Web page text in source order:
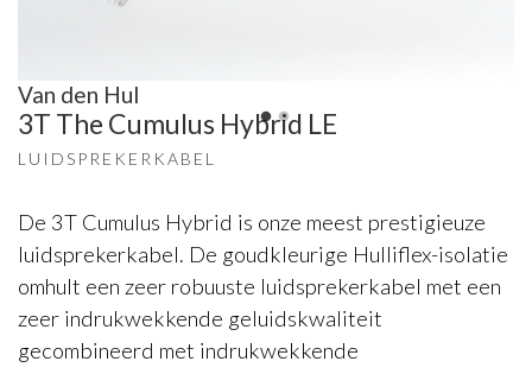
Van den Hul
3T The Cumulus Hybrid LE
LUIDSPREKERKABEL
De 3T Cumulus Hybrid is onze meest prestigieuze
luidsprekerkabel. De goudkleurige Hulliflex-isolatie
omhult een zeer robuuste luidsprekerkabel met een
zeer indrukwekkende geluidskwaliteit
gecombineerd met indrukwekkende